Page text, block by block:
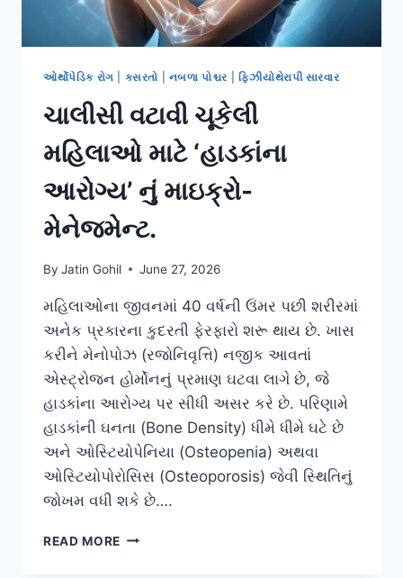
ઓર્થોપેડિક રોગ કસરતો નબળા પોશ્ચર ફિઝીયોથેરાપી સારવાર
ચાલીસી વટાવી ચૂકેલી
મહિલાઓ માટે ‘હાડકાંના
આરોગ્ય’ નું માઇક્રો-
મેનેજમેન્ટ.
By Jatin Gohil June 27, 2026
મહિલાઓના જીવનમાં 40 વર્ષની ઉંમર પછી શરીરમાં
અનેક પ્રકારના કુદરતી ફેરફારો શરૂ થાય છે. ખાસ
કરીને મેનોપોઝ (રજોનિવૃત્તિ) નજીક આવતાં
એસ્ટ્રોજન હોર્મોનનું પ્રમાણ ઘટવા લાગે છે, જે
હાડકાંના આરોગ્ય પર સીધી અસર કરે છે. પરિણામે
હાડકાંની ઘનતા (Bone Density) ધીમે ધીમે ઘટે છે
અને ઓસ્ટિયોપેનિયા (Osteopenia) અથવા
ઓસ્ટિયોપોરોસિસ (Osteoporosis) જેવી સ્થિતિનું
જોખમ વધી શકે છે….
READ MORE ચાલીસી